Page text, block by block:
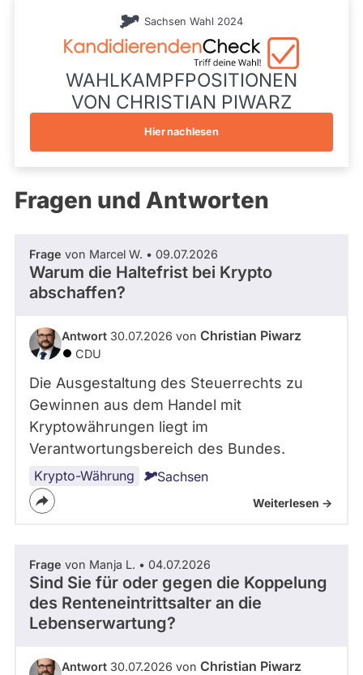
Wahlliste
Landesliste
CDU
Listenposition
9
aktueller
Kandidaturen
und
gestellt
wurden.
Solche
aus
vergangenen
Mandaten
nicht
berücksichtigt.
Sachsen Wahl 2024
WAHLKAMPFPOSITIONEN
VON CHRISTIAN PIWARZ
Hier nachlesen
Fragen und Antworten
Frage von Marcel W. • 09.07.2026
Warum die Haltefrist bei Krypto
abschaffen?
Antwort 30.07.2026 von Christian Piwarz
CDU
Die Ausgestaltung des Steuerrechts zu
Gewinnen aus dem Handel mit
Kryptowährungen liegt im
Verantwortungsbereich des Bundes.
Krypto-Währung Sachsen
Weiterlesen ->
Frage von Manja L. • 04.07.2026
Sind Sie für oder gegen die Koppelung
des Renteneintrittsalter an die
Lebenserwartung?
Antwort 30.07.2026 von Christian Piwarz